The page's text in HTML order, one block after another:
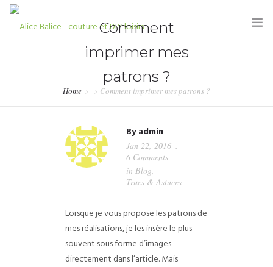
HOME
Comment
imprimer mes
patrons ?
Home Comment imprimer mes patrons ?
Byadmin
Jan 22, 2016
6 Comments
in Blog,
Trucs & Astuces
Lorsque je vous propose les patrons de
mes réalisations, je les insère le plus
souvent sous forme d’images
directement dans l’article. Mais